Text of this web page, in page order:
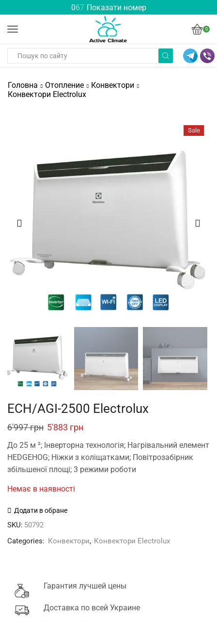
067 Показати номер
0
Головна Отопление
Конвектори
Конвектори Electrolux
Sale
ECH/AGI-2500 Electrolux
6'997грн Original
price
was:
6'997 грн.
5'883 грн
is:
5'883 грн.
До 25 м ²; Інверторна технологія; Нагрівальний елемент
HEDGEHOG; Ніжки з коліщатками; Повітрозабірник
збільшеної площі; 3 режими роботи
Немає в наявності
Додати в обране
SKU: 50792
Categories: Конвектори, Конвектори Electrolux
Гарантия лучшей цены
Доставка по всей Украине